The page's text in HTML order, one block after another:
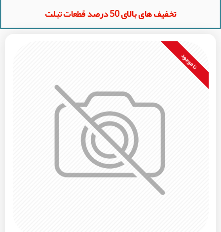
تخفیف های بالای 50 درصد قطعات تبلت
نا موجود